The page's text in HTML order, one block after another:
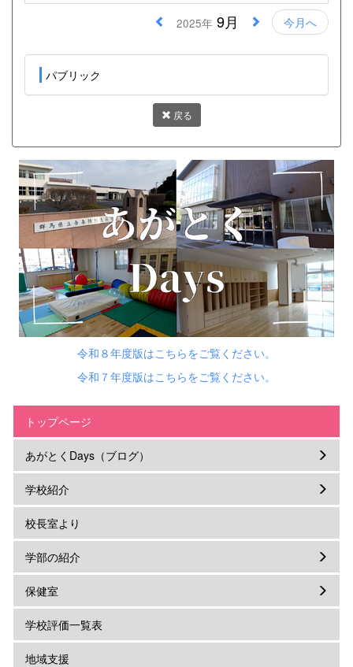
2025年 9月 今月へ
パブリック
戻る
令和８年度版はこちらをご覧ください。
令和７年度版はこちらをご覧ください。
トップページ
あがとくDays（ブログ）
学校紹介
校長室より
学部の紹介
保健室
学校評価一覧表
地域支援